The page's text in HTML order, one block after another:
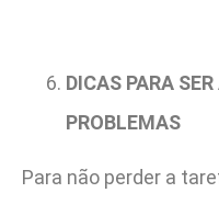
DICAS PARA
PROBLEMAS
Para não perder a